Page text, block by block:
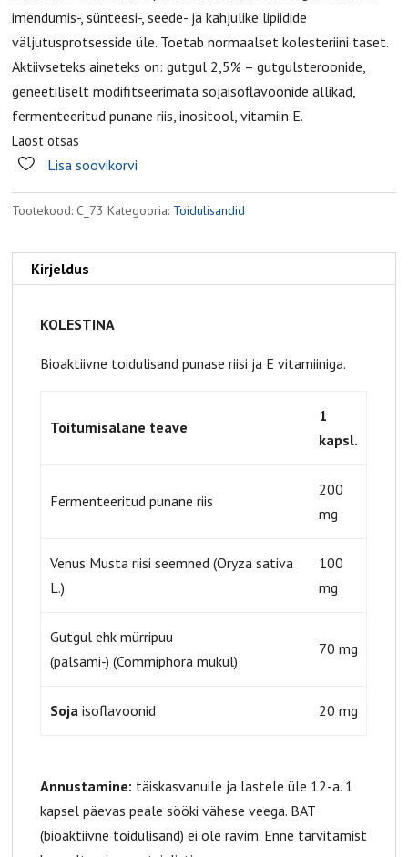
imendumis-, sünteesi-, seede- ja kahjulike lipiidide
väljutusprotsesside üle. Toetab normaalset kolesteriini taset.
Aktiivseteks aineteks on: gutgul 2,5% – gutgulsteroonide,
geneetiliselt modifitseerimata sojaisoflavoonide allikad,
fermenteeritud punane riis, inositool, vitamiin E.
Laost otsas
Lisa soovikorvi
Tootekood: C_73 Kategooria: Toidulisandid
Kirjeldus
KOLESTINA
Bioaktiivne toidulisand punase riisi ja E vitamiiniga.
Toitumisalane teave
1
kapsl.
Fermenteeritud punane riis
200
mg
Venus Musta riisi seemned (Oryza sativa
L.)
100
mg
Gutgul ehk mürripuu
(palsami-) (Commiphora mukul)
70 mg
Sojaisoflavoonid 20 mg
Annustamine: täiskasvanuile ja lastele üle 12-a. 1
kapsel päevas peale sööki vähese veega. BAT
(bioaktiivne toidulisand) ei ole ravim. Enne tarvitamist